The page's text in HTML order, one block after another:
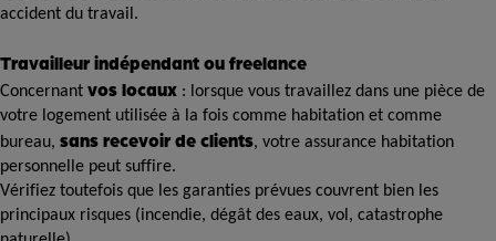
accident du travail.
Travailleur indépendant ou freelance
Concernant vos locaux : lorsque vous travaillez dans une pièce de
votre logement utilisée à la fois comme habitation et comme
bureau, sans recevoir de clients, votre assurance habitation
personnelle peut suffire.
Vérifiez toutefois que les garanties prévues couvrent bien les
principaux risques (incendie, dégât des eaux, vol, catastrophe